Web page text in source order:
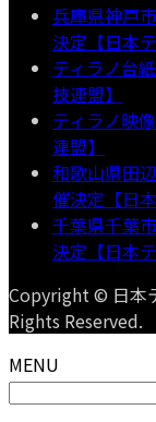
兵庫県神戸
決定【日本
ティラノ台
技連盟】
ティラノ映
連盟】
和歌山県田
催決定【日
千葉県千葉
決定【日本
Copyright © 日本
Rights Reserved.
MENU
検